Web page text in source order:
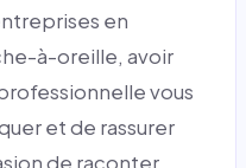
en
à-oreille, avoir
vous
et de rassurer